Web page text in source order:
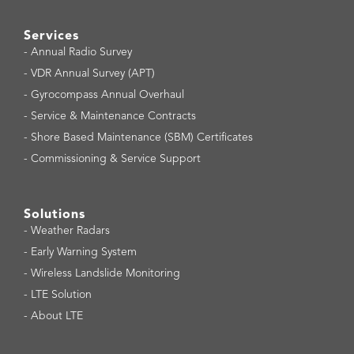
Services
- Annual Radio Survey
- VDR Annual Survey (APT)
- Gyrocompass Annual Overhaul
- Service & Maintenance Contracts
- Shore Based Maintenance (SBM) Certificates
- Commissioning & Service Support
Solutions
- Weather Radars
- Early Warning System
- Wireless Landslide Monitoring
- LTE Solution
- About LTE